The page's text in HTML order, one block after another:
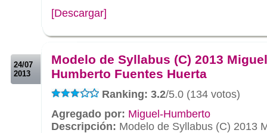
[Descargar]
24/07
2013
Modelo de Syllabus (C) 2013
Humberto Fuentes Huerta
Ranking: 3.2/5.0 (134 votos)
Agregado por: Miguel-Humberto
Descripción: Modelo de Syllabus (C) 2013